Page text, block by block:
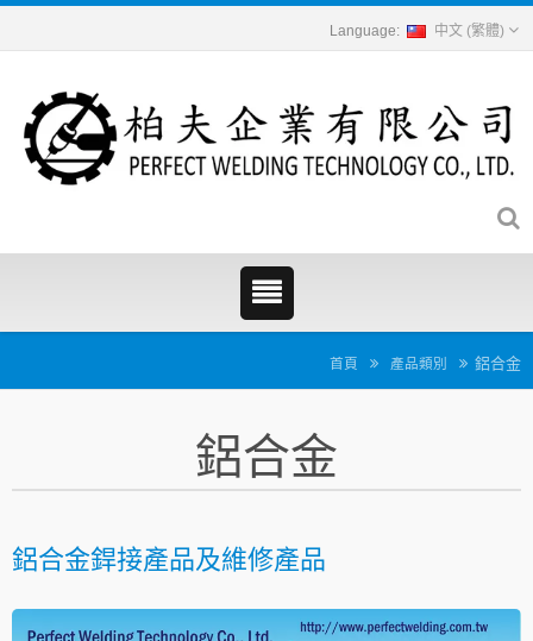
中文 (繁體)
首頁 產品類別 鋁合金
鋁合金
鋁合金銲接產品及維修產品